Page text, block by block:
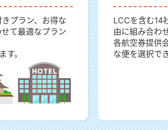
プラン、お得な
て最適なプラン
。
LCCを含む14
由に組み合わ
各航空券提供
な便を選択で